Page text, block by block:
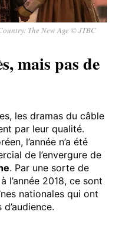
The New Age © JTBC
mais pas de
les dramas du câble
par leur qualité.
l’année n’a été
de l’envergure de
. Par une sorte de
2018, ce sont
nationales qui ont